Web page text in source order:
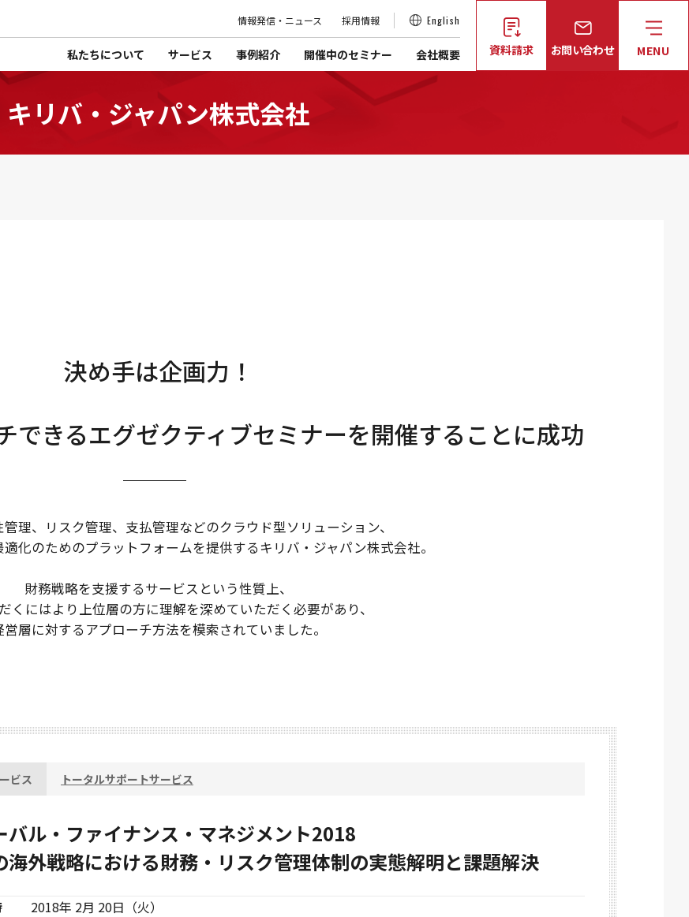
情報発信・ニュース 採用情報 English
私たちについて サービス 事例紹介 開催中のセミナー 会社概要 資料請求 お問い合わせ MENU
キリバ・ジャパン株式会社
決め手は企画力！
できるエグゼクティブセミナーを開催することに成功
理、リスク管理、支払管理などのクラウド型ソリューション、
化のためのプラットフォームを提供するキリバ・ジャパン株式会社。
財務戦略を支援するサービスという性質上、
くにはより上位層の方に理解を深めていただく必要があり、
営層に対するアプローチ方法を模索されていました。
ビス トータルサポートサービス
バル・ファイナンス・マネジメント2018
海外戦略における財務・リスク管理体制の実態解明と課題解決
2018年 2月 20日（火）